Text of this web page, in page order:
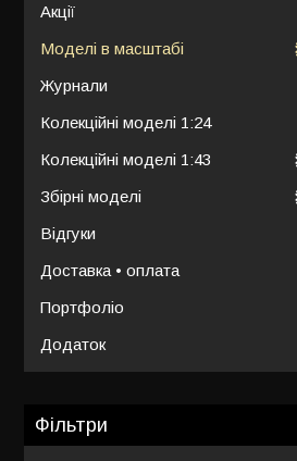
Акції
Моделі в масштабі
Журнали
Колекційні моделі 1:24
Колекційні моделі 1:43
Збірні моделі
Відгуки
Доставка • оплата
Портфоліо
Додаток
Фільтри